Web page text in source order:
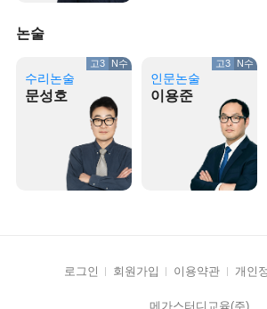
논술
수리논술
문성호
고3 N수
인문논술
이용준
고3 N수
로그인 회원가입 이용약관 개인
메가스터디교육(주)